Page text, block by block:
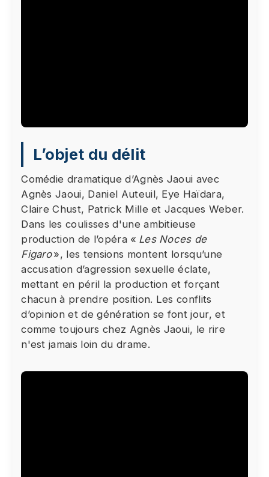
placement de cookies par le fournisseur de la
redirigé(e). Étant donné votre refus du dépôt de
cookies que vous avez exprimé, afin de
respecter votre choix, nous avons bloqué la
lecture de cette vidéo. Si vous souhaitez
continuer et lire la vidéo, vous devez nous
donner votre consentement en cliquant sur le
bouton ci-dessous.
J'accepte - Lancer la vidéo
L’objet du délit
Comédie dramatique d’Agnès Jaoui avec
Agnès Jaoui, Daniel Auteuil, Eye Haïdara,
Claire Chust, Patrick Mille et Jacques Weber.
Dans les coulisses d'une ambitieuse
production de l’opéra « Les Noces de
Figaro», les tensions montent lorsqu’une
accusation d’agression sexuelle éclate,
mettant en péril la production et forçant
chacun à prendre position. Les conflits
d’opinion et de génération se font jour, et
comme toujours chez Agnès Jaoui, le rire
n'est jamais loin du drame.